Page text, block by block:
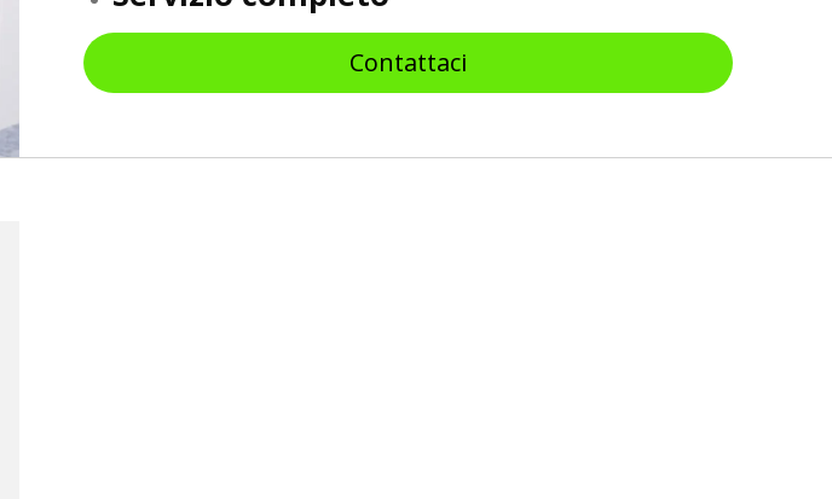
Contattaci